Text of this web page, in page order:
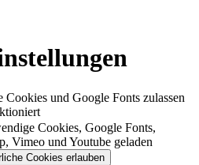
Cookies und Google Fonts zulassen
Cookies, Google Fonts,
Vimeo und Youtube geladen